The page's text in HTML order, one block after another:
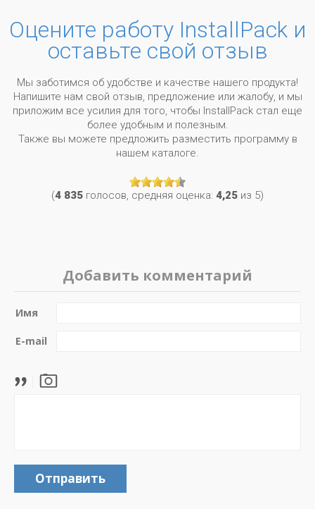
Оцените работу InstallPack и
оставьте свой отзыв
Мы заботимся об удобстве и качестве нашего продукта!
Напишите нам свой отзыв, предложение или жалобу, и мы
приложим все усилия для того, чтобы InstallPack стал еще
более удобным и полезным.
Также вы можете предложить разместить программу в
нашем каталоге.
(4 835 голосов, средняя оценка: 4,25 из 5)
Добавить комментарий
Имя
E-mail
Отправить